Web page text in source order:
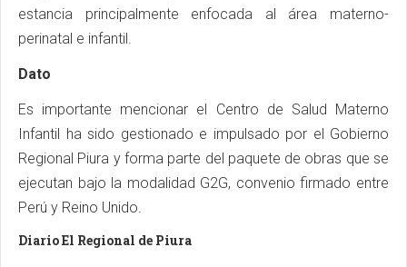
estancia principalmente enfocada al área materno-
perinatal e infantil.
Dato
Es importante mencionar el Centro de Salud Materno
Infantil ha sido gestionado e impulsado por el Gobierno
Regional Piura y forma parte del paquete de obras que se
ejecutan bajo la modalidad G2G, convenio firmado entre
Perú y Reino Unido.
Diario El Regional de Piura